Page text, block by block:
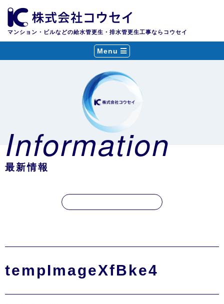
マンション・ビルなどの給水管更生・排水管更生工事ならコウセイ
Menu
Information
最新情報
tempImageXfBke4